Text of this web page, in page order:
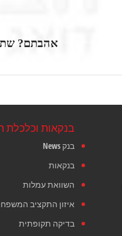
אהבתם?
בנקאות
בנק News
בנקאות
השוואת עמלות
איזון התקציב
בדיקה תקופתית